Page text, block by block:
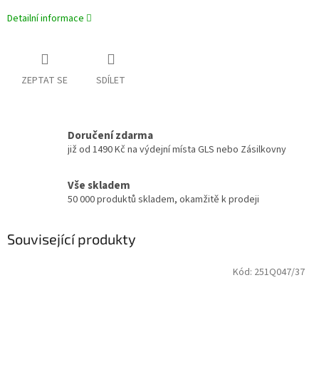
Detailní informace
ZEPTAT SE SDÍLET
Doručení zdarma
již od 1490 Kč na výdejní místa GLS nebo Zásilkovny
Vše skladem
50 000 produktů skladem, okamžitě k prodeji
Související produkty
Kód: 251Q047/37